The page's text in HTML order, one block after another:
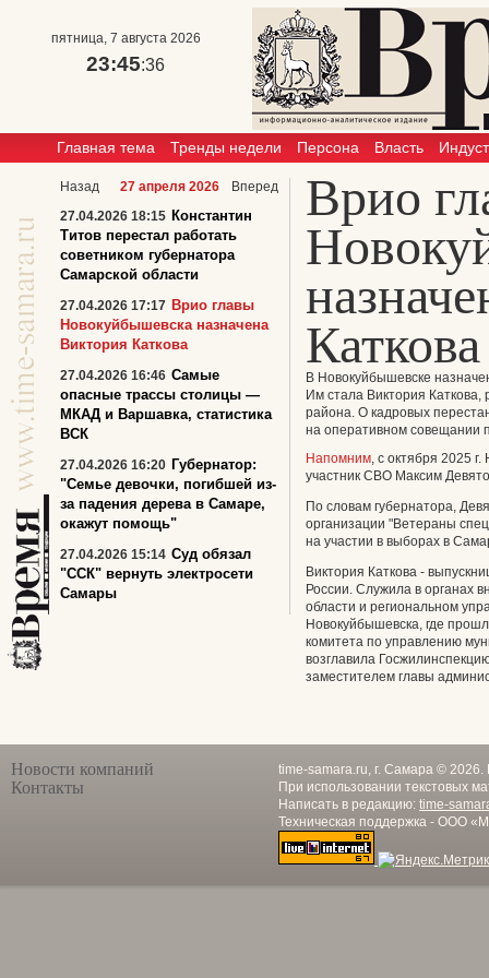
пятница, 7 августа 2026
23:45:36
Главная тема Тренды недели Персона Власть
Врио
Каткова
В Новокуйбышевске
Им стала Виктория
района. О кадровых
на оперативном совещании
Напомним, с октября 2025
участник СВО Максим
По словам губернатора,
организации "Ветераны
на участии в выборах в
Виктория Каткова -
России. Служила в органах
области и региональном
Новокуйбышевска, где
комитета по управлению
возглавила
заместителем главы
Назад 27 апреля 2026
Вперед
27.04.2026 18:15 Константин
Титов перестал работать
советником губернатора
Самарской области
27.04.2026 17:17 Врио главы
Новокуйбышевска назначена
Виктория Каткова
27.04.2026 16:46 Самые
опасные трассы столицы —
МКАД и Варшавка, статистика
ВСК
27.04.2026 16:20 Губернатор:
"Семье девочки, погибшей из-
за падения дерева в Самаре,
окажут помощь"
27.04.2026 15:14 Суд обязал
"ССК" вернуть электросети
Самары
Новости компаний
Контакты
time-samara.ru, г. Самара ©
При использовании текстовых
Написать в редакцию: time-
Техническая поддержка - ООО